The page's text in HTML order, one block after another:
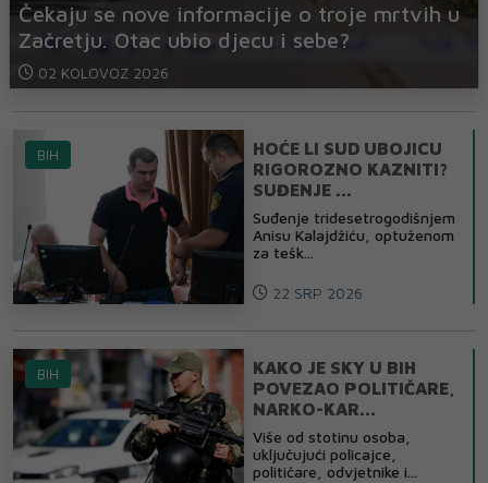
Čekaju se nove informacije o troje mrtvih u
Začretju. Otac ubio djecu i sebe?
02 KOLOVOZ 2026
BIH
HOĆE LI SUD UBOJICU
RIGOROZNO KAZNITI?
SUĐENJE ...
Suđenje tridesetrogodišnjem
Anisu Kalajdžiću, optuženom
za tešk...
22 SRP 2026
BIH
KAKO JE SKY U BIH
POVEZAO POLITIČARE,
NARKO-KAR...
Više od stotinu osoba,
uključujući policajce,
političare, odvjetnike i...